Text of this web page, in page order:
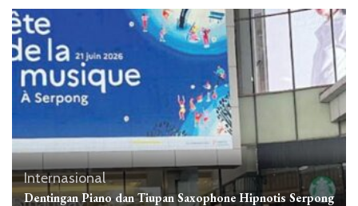
Internasional
Dentingan Piano dan Tiupan Saxophone Hipnotis Serpong